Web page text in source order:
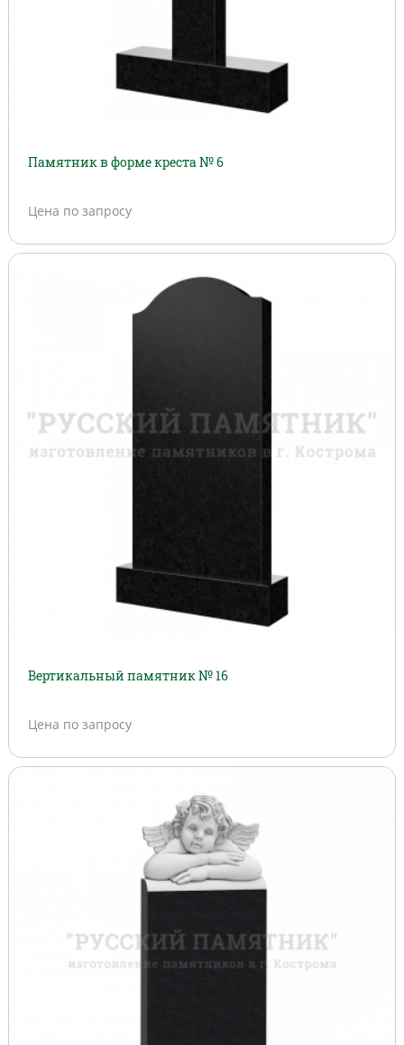
Памятник в форме креста № 6
Цена по запросу
Вертикальный памятник № 16
Цена по запросу